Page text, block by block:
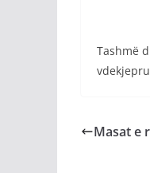
Tashmë
Masat e